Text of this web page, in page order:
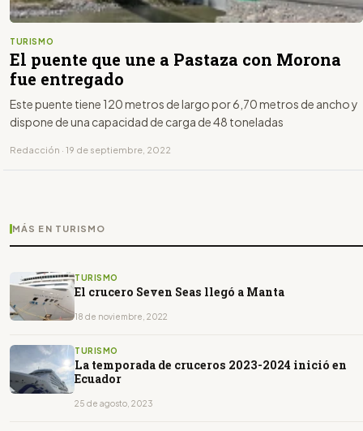
TURISMO
El puente que une a Pastaza con Morona
fue entregado
Este puente tiene 120 metros de largo por 6,70 metros de ancho y
dispone de una capacidad de carga de 48 toneladas
Redacción · 19 de septiembre, 2022
MÁS EN TURISMO
TURISMO
El crucero Seven Seas llegó a Manta
18 de noviembre, 2022
TURISMO
La temporada de cruceros 2023-2024 inició en
Ecuador
25 de agosto, 2023